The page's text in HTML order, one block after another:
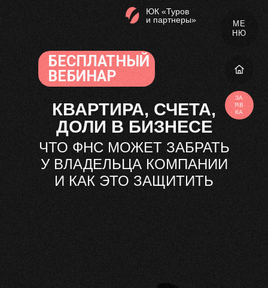
ЮК «Туров
и партнеры»
КВАРТИРА, СЧЕТА,
ДОЛИ В БИЗНЕСЕ
ЧТО ФНС МОЖЕТ ЗАБРАТЬ
У ВЛАДЕЛЬЦА КОМПАНИИ
И КАК ЭТО ЗАЩИТИТЬ
БЕСПЛАТНЫЙ
ВЕБИНАР
МЕ
НЮ
ЗА
ЯВ
КА